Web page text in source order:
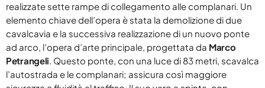
Senza categoria
Sport
Teatro
realizzate sette rampe di collegamento alle complanari. Un
elemento chiave dell’opera è stata la demolizione di due
cavalcavia e la successiva realizzazione di un nuovo ponte
ad arco, l’opera d’arte principale, progettata da Marco
Petrangeli. Questo ponte, con una luce di 83 metri, scavalca
l’autostrada e le complanari; assicura così maggiore